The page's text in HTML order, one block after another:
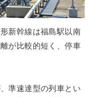
新幹線は福島駅以南
が比較的短く、停車
準速達型の列車とい